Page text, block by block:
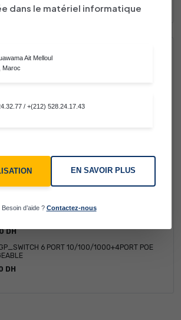
D'EXTENTION POUR 1 BOUCLE POUR SIMPO X
MIXAGE PHONIC PH506 2*300W
6 PORT 10/100/1000+4PORT POE
DH
6 PORT 10/100/1000+4PORT POE
DH
dans le matériel informatique
Ait Melloul
Maroc
/ +(212) 528.24.17.43
EN SAVOIR PLUS
Besoin d’aide ? Contactez-nous